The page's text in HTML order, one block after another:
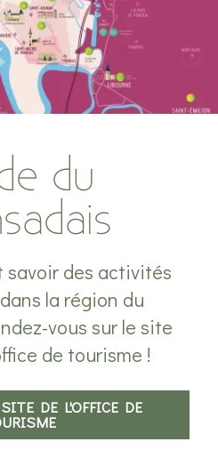
du
savoir des activités
la région du
vous sur le site
de tourisme !
DE L'OFFICE DE